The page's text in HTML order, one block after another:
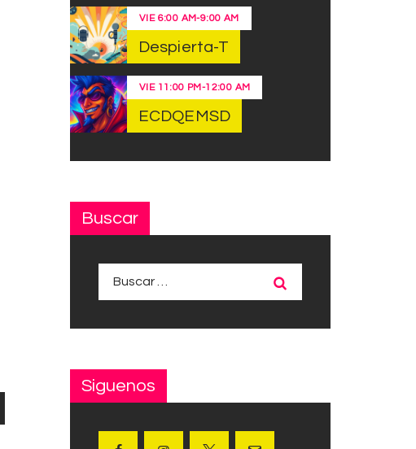
VIE 6:00 AM-9:00 AM
Despierta-T
VIE 11:00 PM-12:00 AM
ECDQEMSD
Buscar
Siguenos